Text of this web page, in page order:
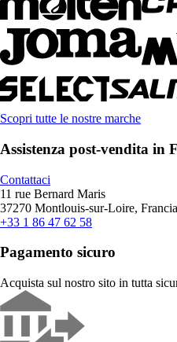
Scopri tutte le nostre marche
Assistenza post-vendita in
Contattaci
11 rue Bernard Maris
37270 Montlouis-sur-Loire, Francia
+33 1 86 47 62 58
Pagamento sicuro
Acquista sul nostro sito in tutta